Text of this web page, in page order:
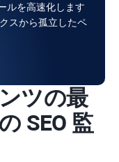
ルを高速化します
スから孤立したペ
ツの最
SEO 監